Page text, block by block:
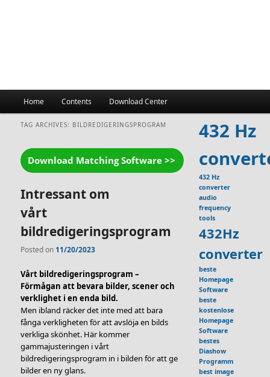
Home Contents Download Center
TAG ARCHIVES: BILDREDIGERINGSPROGRAM
Intressant om
vårt
bildredigeringsprogram
Posted on 11/20/2023
Vårt bildredigeringsprogram –
Förmågan att bevara bilder, scener och
verklighet i en enda bild.
Men ibland räcker det inte med att bara
fånga verkligheten för att avslöja en bilds
verkliga skönhet. Här kommer
gammajusteringen i vårt
bildredigeringsprogram in i bilden för att ge
bilder en ny glans.
432 Hz
432 Hz
converter
audio
frequency
tools
432Hz
converter
beste
Homepage
Software
beste
kostenlose
Homepage
Software
bestes
Diashow
Programm
best image